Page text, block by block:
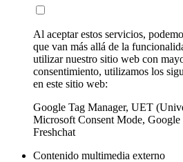
Al aceptar estos servicios,
que van más allá de la
utilizar nuestro sitio web con
consentimiento, utilizamos los
en este sitio web:
Google Tag Manager, UET
Microsoft Consent Mode,
Freshchat
Contenido multimedia externo